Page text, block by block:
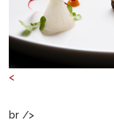
<
br />